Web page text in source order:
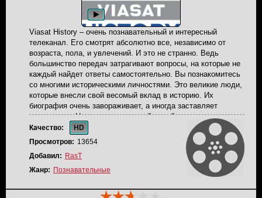
Viasat History – очень познавательный и интересный
телеканал. Его смотрят абсолютно все, независимо от
возраста, пола, и увлечений. И это не странно. Ведь
большинство передач затрагивают вопросы, на которые не
каждый найдет ответы самостоятельно. Вы познакомитесь
со многими историческими личностями. Это великие люди,
которые внесли свой весомый вклад в историю. Их
биография очень завораживает, а иногда заставляет
задуматься. Не менее интересной темой многих передач,
является научно-технический процесс. Как все это
начиналось, какой не легкий путь прошли ученные, прежде
чем добились того что мы имеем сейчас. Viasat History
окунет своих телезрителей в эту феноменальную
атмосферу, и поможет расширить ваши познания.
Трансляция канала Viasat History вещается в прямом
эфире.
Качество:
HD
Просмотров: 13654
Добавил: RasT
Жанр: Познавательные